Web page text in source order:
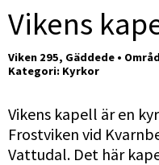
Vikens
Viken 295, Gäddede •
Kategori: Kyrkor
Vikens kapell är en
Frostviken vid
Vattudal. Det här